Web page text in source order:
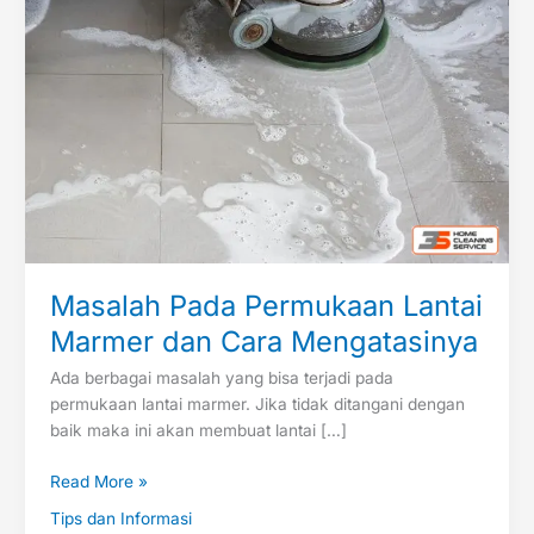
Masalah Pada Permukaan Lantai
Marmer dan Cara Mengatasinya
Ada berbagai masalah yang bisa terjadi pada
permukaan lantai marmer. Jika tidak ditangani dengan
baik maka ini akan membuat lantai […]
Read More »
Tips dan Informasi